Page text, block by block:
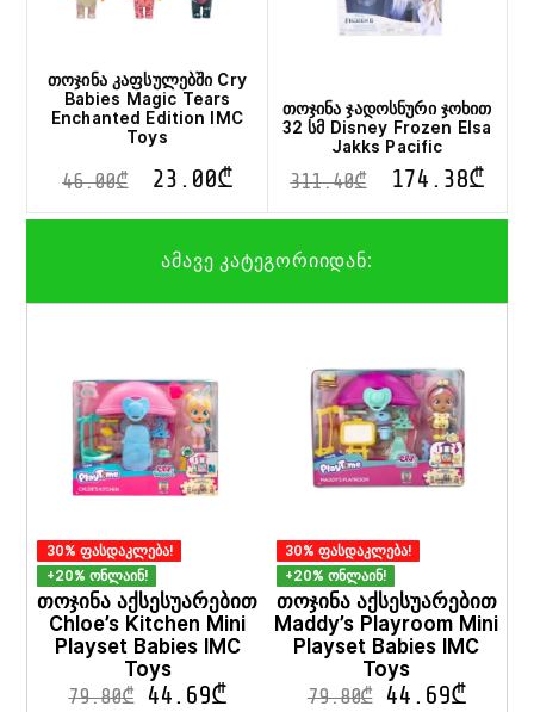
თოჯინა კაფსულებში Cry
Babies Magic Tears
Enchanted Edition IMC
Toys
46.00₾ 23.00₾
თოჯინა ჯადოსნური ჯოხით
32 სმ Disney Frozen Elsa
Jakks Pacific
311.40₾ 174.38₾
ამავე კატეგორიიდან:
30% ფასდაკლება!
+20% ონლაინ!
თოჯინა აქსესუარებით
Chloe’s Kitchen Mini
Playset Babies IMC
Toys
79.80₾ 44.69₾
30% ფასდაკლება!
+20% ონლაინ!
თოჯინა აქსესუარებით
Maddy’s Playroom Mini
Playset Babies IMC
Toys
79.80₾ 44.69₾